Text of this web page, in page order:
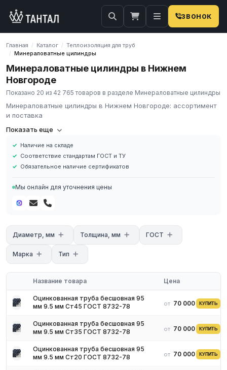
ЗВОНОК
Главная / Каталог / Теплоизоляция для труб
/ Минераловатные цилиндры
Минераловатные цилиндры в Нижнем
Новгороде
Показано 20 из 42 765 товаров в разделе Минераловатные цилиндры
Минераловатные цилиндры в Нижнем Новгороде: ассортимент
и поставка
Минераловатные цилиндры
которые надеваются на трубу и фиксируются проволокой или
стяжкой. Рабочая температура до +400°C.
ГК «Тантал» поставляет минераловатные цилиндры и скорлупы
промышленных трубопроводов. Соответствуют ГОСТ 21880-
2011.
Температура: до +400°C
Плотность: 50–200 кг/м³
Длина секции: 1000 мм
Показать еще
Наличие на складе
Соответствие стандартам ГОСТ и ТУ
Обязательное наличие сертификатов
Мы онлайн для уточнения цены
Диаметр, мм Толщина, мм ГОСТ
Марка Тип
Название товара Цена
Оцинкованная труба бесшовная 95
мм 9.5 мм Ст45 ГОСТ 8732-78
от 70 000 ₽КУПИТЬ
Оцинкованная труба бесшовная 95
мм 9.5 мм Ст35 ГОСТ 8732-78
от 70 000 ₽КУПИТЬ
Оцинкованная труба бесшовная 95
мм 9.5 мм Ст20 ГОСТ 8732-78
от 70 000 ₽КУПИТЬ